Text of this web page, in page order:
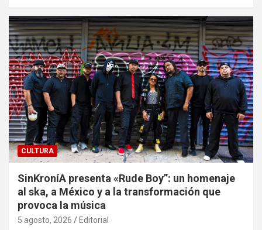
CULTURA
SinKroníA presenta «Rude Boy”: un homenaje
al ska, a México y a la transformación que
provoca la música
5 agosto, 2026 Editorial